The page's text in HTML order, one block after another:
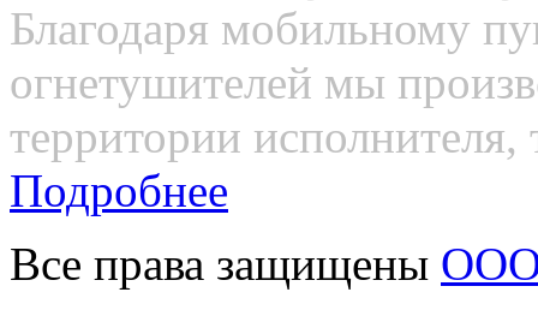
Благодаря мобильному
огнетушителей мы
территории исполнителя,
Подробнее
Все права защищены ООО